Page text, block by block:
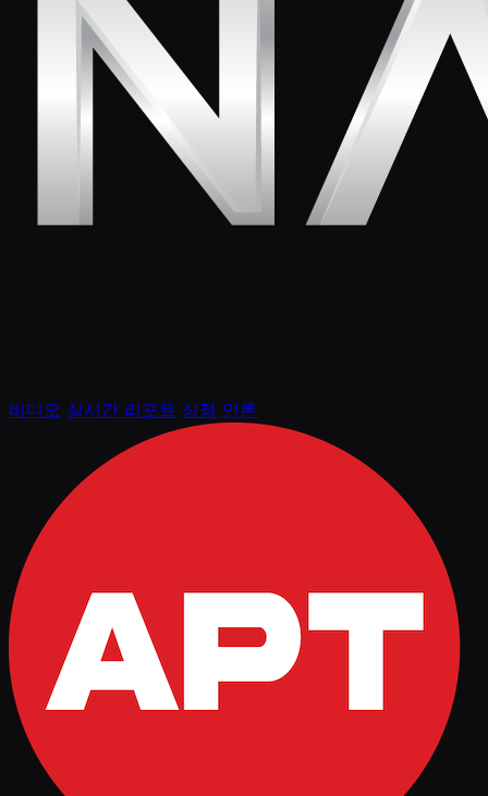
비디오 실시간 리포트 상점 언론